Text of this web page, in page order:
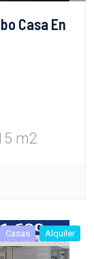
Casa En
m2
Casas Alquiler